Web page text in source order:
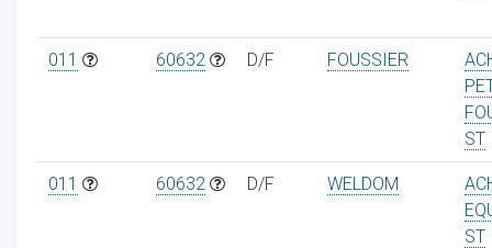
011 60632 D/F FOUSSIER
ST
011 60632 D/F WELDOM
ST